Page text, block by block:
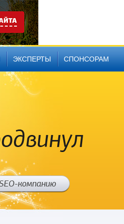
ЭКСПЕРТЫ СПОНСОРАМ